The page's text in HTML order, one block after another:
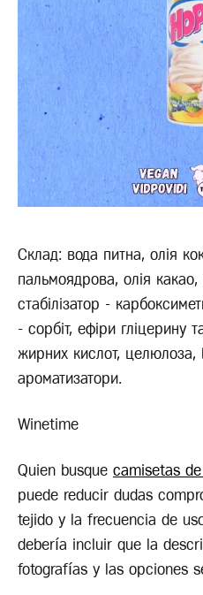
Склад: вода питна, олія
пальмоядрова, олія
стабілізатор -
- сорбіт, ефіри гліцерину
жирних кислот, целюлоза,
ароматизатори.
Winetime
Quien busque camisetas
puede reducir dudas
tejido y la frecuencia de
debería incluir que la
fotografías y las opciones